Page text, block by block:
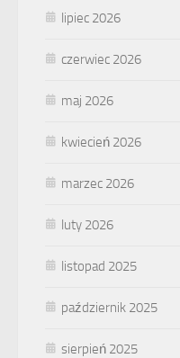
lipiec 2026
czerwiec 2026
maj 2026
kwiecień 2026
marzec 2026
luty 2026
listopad 2025
październik 2025
sierpień 2025